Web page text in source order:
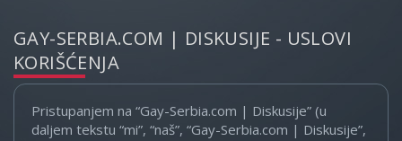
GAY-SERBIA.COM | DISKUSIJE - USLOVI
KORIŠĆENJA
Pristupanjem na “Gay-Serbia.com | Diskusije” (u
daljem tekstu “mi”, “naš”, “Gay-Serbia.com | Diskusije”,